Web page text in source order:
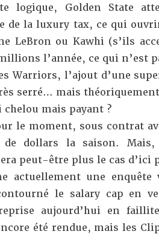
logique, Golden State
de la luxury tax, ce qui
LeBron ou Kawhi (s’ils
l’année, ce qui n’est
Warriors, l’ajout d’une
serré… mais
mais payant ?
le moment, sous contrat
dollars la saison. Mais,
peut-être plus le cas d’ici
actuellement une enquête
le salary cap en
aujourd’hui en
été rendue, mais les